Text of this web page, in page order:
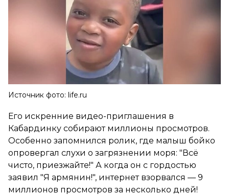
Источник фото: life.ru
Его искренние видео-приглашения в
Кабардинку собирают миллионы просмотров.
Особенно запомнился ролик, где малыш бойко
опровергал слухи о загрязнении моря: "Всё
чисто, приезжайте!" А когда он с гордостью
заявил "Я армянин!", интернет взорвался — 9
миллионов просмотров за несколько дней!